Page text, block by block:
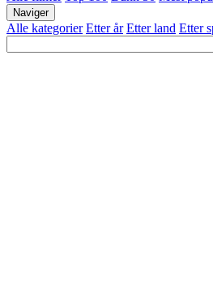
Naviger
Alle kategorier Etter år Etter land Etter